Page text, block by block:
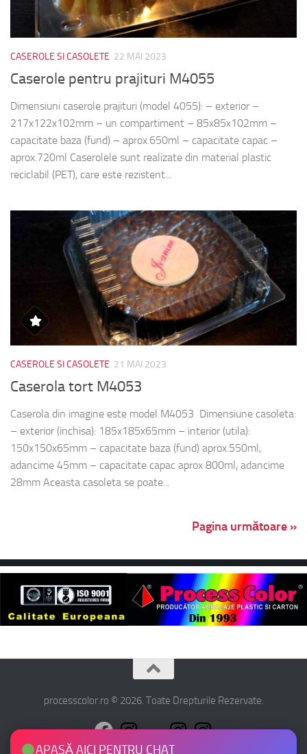
CASEROLE SI CASOLETE 22 MAI 2023
Caserole pentru prajituri M4055
Dimensiuni caserole prajituri (model 4055): – exterior –
217x122x102mm – un compartiment – 85x85x102mm –
capacitate baza (fund) – aprox.650ml – capacitate capac –
aprox.720ml Caserolele sunt realizate din material plastic
reciclabil (PET), care este rezistent...
CASEROLE SI CASOLETE 21 MAI 2023
Caserola tort M4053
Caserola din imagine este model M4053 Dimensiune casoleta:
– exterior (inchisa): 185x185x65mm – interior (utila):
150x150x65mm – capacitate baza (fund) aprox.550ml,
adancime 45mm – capacitate capac aprox 800ml, adancime
28mm Aceasta casoleta se poate...
Pagina următoare »
processcolor.ro © 2026. Toate Drepturile Rezervate.
APASĂ AICI PENTRU CHAT